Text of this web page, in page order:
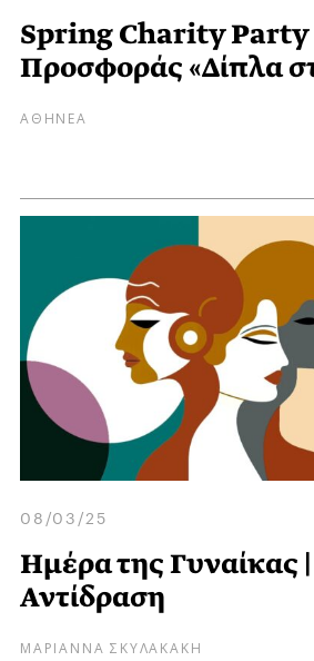
Spring Charity Party
Προσφοράς «Δίπλα
ΑΘΗΝΕΑ
08/03/25
Ημέρα της Γυναίκας
Αντίδραση
ΜΑΡΙΑΝΝΑ ΣΚΥΛΑΚΑΚΗ